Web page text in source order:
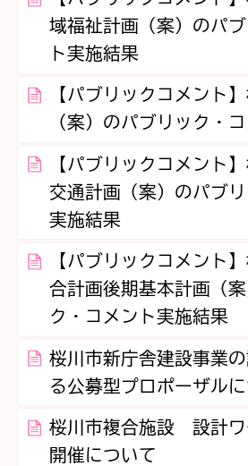
域福祉計画（案）のパ
ト実施結果
【パブリックコメント
（案）のパブリック・
【パブリックコメント
交通計画（案）のパブ
実施結果
【パブリックコメント
合計画後期基本計画（
ク・コメント実施結果
桜川市新庁舎建設事業
る公募型プロポーザル
桜川市複合施設 設計ワ
開催について